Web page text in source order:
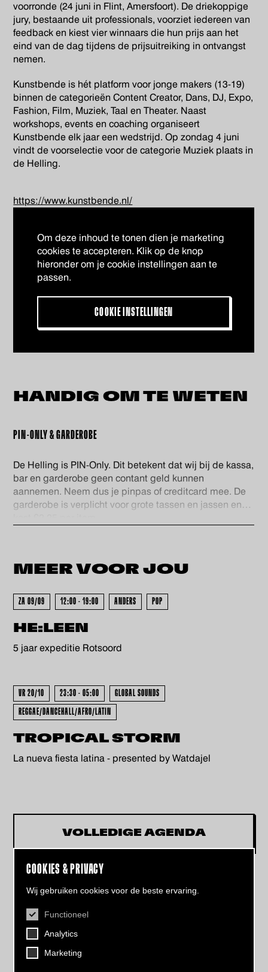
COOKIES & PRIVACY
Wij gebruiken cookies voor de beste ervaring.
Functioneel
Analytics
Marketing
voorronde (24 juni in Flint, Amersfoort). De driekoppige
jury, bestaande uit professionals, voorziet iedereen van
feedback en kiest vier winnaars die hun prijs aan het
eind van de dag tijdens de prijsuitreiking in ontvangst
nemen.
Kunstbende is hét platform voor jonge makers (13-19)
binnen de categorieën Content Creator, Dans, DJ, Expo,
Fashion, Film, Muziek, Taal en Theater. Naast
workshops, events en coaching organiseert
Kunstbende elk jaar een wedstrijd. Op zondag 4 juni
vindt de voorselectie voor de categorie Muziek plaats in
de Helling.
https://www.kunstbende.nl/
Om deze inhoud te tonen dien je marketing
cookies te accepteren. Klik op de knop
hieronder om je cookie instellingen aan te
passen.
COOKIE INSTELLINGEN
HANDIG OMTE WETEN
PIN-ONLY & GARDEROBE
De Helling is PIN-Only. Dit betekent dat wij bij de kassa,
bar en garderobe geen contant geld kunnen
aannemen. Neem dus je pinpas of creditcard mee. De
garderobe is verplicht voor grote tassen en jassen en
MEER VOORJOU
- GEWEEST -
ZA 09/09 12:00 - 19:00 ANDERS POP
HE:LEEN
5 jaar expeditie Rotsoord- GEWEEST -
VR 20/10 23:30 - 05:00
GLOBAL SOUNDS
REGGAE/DANCEHALL/AFRO/LATIN
TROPICAL STORM
La nueva fiesta latina - presented by Watdajel
VOLLEDIGE AGENDA
CONTACT
Helling 7, 3523 CB Utrecht